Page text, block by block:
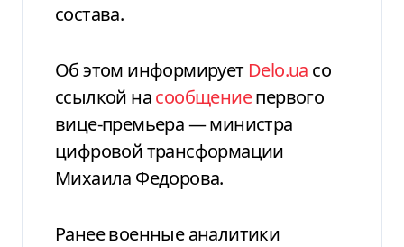
состава.
Об этом информирует Delo.ua со
ссылкой насообщениепервого
вице-премьера — министра
цифровой трансформации
Михаила Федорова.
Ранее военные аналитики